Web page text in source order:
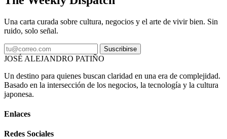
Una carta curada sobre cultura, negocios y el arte de vivir bien. Sin
ruido, solo señal.
Suscribirse
JOSÉ ALEJANDRO PATIÑO
Un destino para quienes buscan claridad en una era de complejidad.
Basado en la intersección de los negocios, la tecnología y la cultura
japonesa.
Enlaces
Redes Sociales